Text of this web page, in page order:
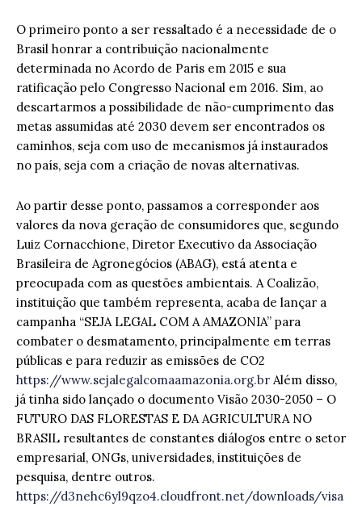
O primeiro ponto a ser ressaltado é a necessidade de o
Brasil honrar a contribuição nacionalmente
determinada no Acordo de Paris em 2015 e sua
ratificação pelo Congresso Nacional em 2016. Sim, ao
descartarmos a possibilidade de não-cumprimento das
metas assumidas até 2030 devem ser encontrados os
caminhos, seja com uso de mecanismos já instaurados
no país, seja com a criação de novas alternativas.
Ao partir desse ponto, passamos a corresponder aos
valores da nova geração de consumidores que, segundo
Luiz Cornacchione, Diretor Executivo da Associação
Brasileira de Agronegócios (ABAG), está atenta e
preocupada com as questões ambientais. A Coalizão,
instituição que também representa, acaba de lançar a
campanha “SEJA LEGAL COM A AMAZONIA” para
combater o desmatamento, principalmente em terras
públicas e para reduzir as emissões de CO2
https://www.sejalegalcomaamazonia.org.br Além disso,
já tinha sido lançado o documento Visão 2030-2050 – O
FUTURO DAS FLORESTAS E DA AGRICULTURA NO
BRASIL resultantes de constantes diálogos entre o setor
empresarial, ONGs, universidades, instituições de
pesquisa, dentre outros.
https://d3nehc6yl9qzo4.cloudfront.net/downloads/visa